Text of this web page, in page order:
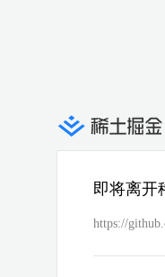
即将离开
https://